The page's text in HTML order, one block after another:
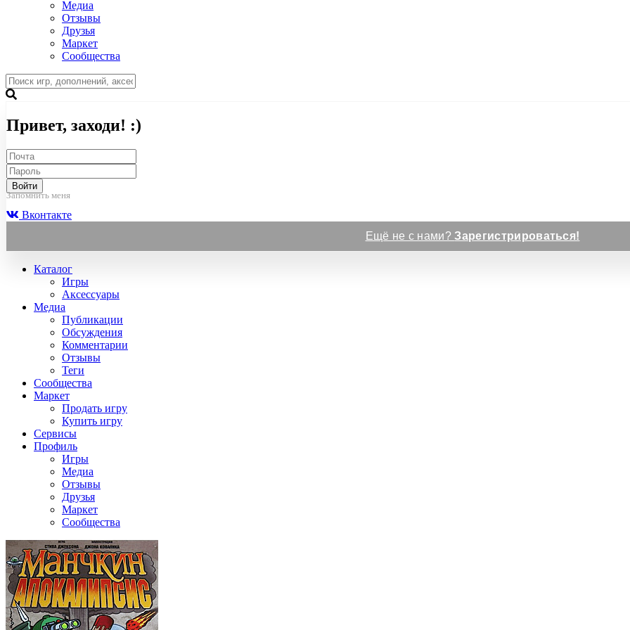
Медиа
Отзывы
Друзья
Маркет
Сообщества
Привет, заходи! :)
Войти
Запомнить меня
Вконтакте
Ещё не с нами?Зарегистрироваться!
Каталог
Игры
Аксессуары
Медиа
Публикации
Обсуждения
Комментарии
Отзывы
Теги
Сообщества
Маркет
Продать игру
Купить игру
Сервисы
Профиль
Игры
Медиа
Отзывы
Друзья
Маркет
Сообщества